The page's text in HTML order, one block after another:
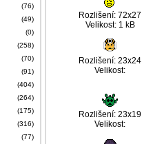
(76)
(49)
(0)
(258)
(70)
(91)
(404)
(264)
(175)
(316)
(77)
Rozlišení: 72x27
Velikost: 1 kB
Rozlišení: 23x24
Velikost:
Rozlišení: 23x19
Velikost: